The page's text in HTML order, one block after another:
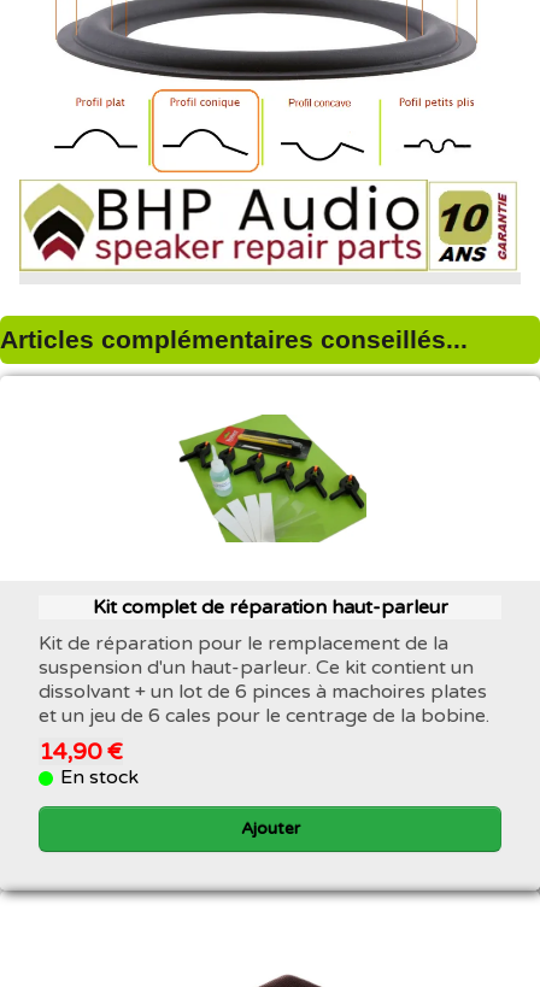
Articles complémentaires conseillés...
Kit complet de réparation haut-parleur
Kit de réparation pour le remplacement de la
suspension d'un haut-parleur. Ce kit contient un
dissolvant + un lot de 6 pinces à machoires plates
et un jeu de 6 cales pour le centrage de la bobine.
14,90 €
En stock
Ajouter